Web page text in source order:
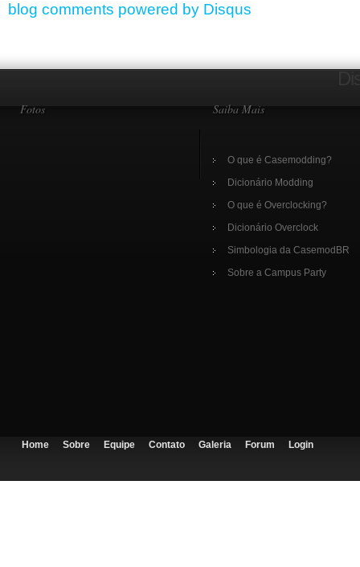
blog comments powered by Disqus
Fotos Saiba Mais
O que é Casemodding?
Dicionário Modding
O que é Overclocking?
Dicionário Overclock
Simbologia da CasemodBR
Sobre a Campus Party
Home Sobre Equipe Contato Galeria Forum Login